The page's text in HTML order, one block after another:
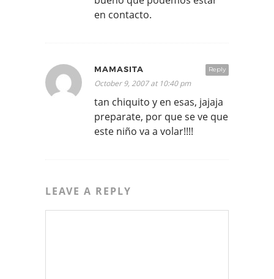
en contacto.
Reply
MAMASITA
October 9, 2007 at 10:40 pm
tan chiquito y en esas, jajaja
preparate, por que se ve que
este niño va a volar!!!!
LEAVE A REPLY